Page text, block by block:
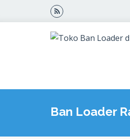
Ban Loader